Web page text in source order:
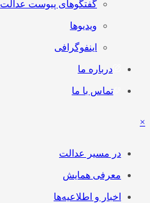
گفتگوهای پیوست عدالت
ویدیوها
اینفوگرافی
درباره ما
تماس با ما
×
در مسیر عدالت
معرفی همایش
اخبار و اطلاعیه‌ها